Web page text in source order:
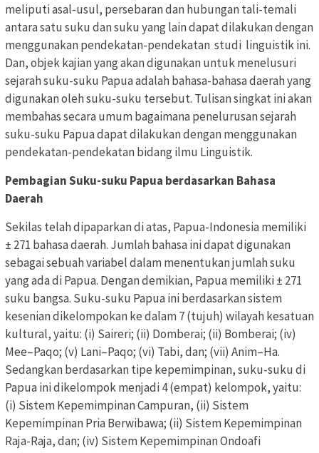
meliputi asal-usul, persebaran dan hubungan tali-temali
antara satu suku dan suku yang lain dapat dilakukan dengan
menggunakan pendekatan-pendekatan studi linguistik ini.
Dan, objek kajian yang akan digunakan untuk menelusuri
sejarah suku-suku Papua adalah bahasa-bahasa daerah yang
digunakan oleh suku-suku tersebut. Tulisan singkat ini akan
membahas secara umum bagaimana penelurusan sejarah
suku-suku Papua dapat dilakukan dengan menggunakan
pendekatan-pendekatan bidang ilmu Linguistik.
Pembagian Suku-suku Papua berdasarkan Bahasa
Daerah
Sekilas telah dipaparkan di atas, Papua-Indonesia memiliki
± 271 bahasa daerah. Jumlah bahasa ini dapat digunakan
sebagai sebuah variabel dalam menentukan jumlah suku
yang ada di Papua. Dengan demikian, Papua memiliki ± 271
suku bangsa. Suku-suku Papua ini berdasarkan sistem
kesenian dikelompokan ke dalam 7 (tujuh) wilayah kesatuan
kultural, yaitu: (i) Saireri; (ii) Domberai; (ii) Bomberai; (iv)
Mee–Paqo; (v) Lani–Paqo; (vi) Tabi, dan; (vii) Anim–Ha.
Sedangkan berdasarkan tipe kepemimpinan, suku-suku di
Papua ini dikelompok menjadi 4 (empat) kelompok, yaitu:
(i) Sistem Kepemimpinan Campuran, (ii) Sistem
Kepemimpinan Pria Berwibawa; (ii) Sistem Kepemimpinan
Raja-Raja, dan; (iv) Sistem Kepemimpinan Ondoafi